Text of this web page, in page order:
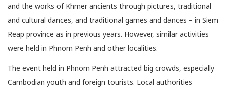
and the works of Khmer ancients through pictures, traditional
and cultural dances, and traditional games and dances – in Siem
Reap province as in previous years. However, similar activities
were held in Phnom Penh and other localities.
The event held in Phnom Penh attracted big crowds, especially
Cambodian youth and foreign tourists. Local authorities